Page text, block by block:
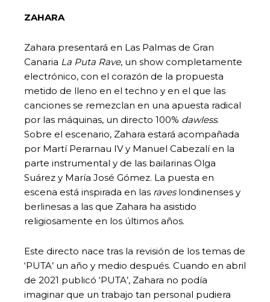
ZAHARA
Zahara presentará en Las Palmas de Gran
Canaria La Puta Rave, un show completamente
electrónico, con el corazón de la propuesta
metido de lleno en el techno y en el que las
canciones se remezclan en una apuesta radical
por las máquinas, un directo 100% dawless.
Sobre el escenario, Zahara estará acompañada
por Martí Perarnau IV y Manuel Cabezalí en la
parte instrumental y de las bailarinas Olga
Suárez y María José Gómez. La puesta en
escena está inspirada en las raveslondinenses y
berlinesas a las que Zahara ha asistido
religiosamente en los últimos años.
Este directo nace tras la revisión de los temas de
‘PUTA’ un año y medio después. Cuando en abril
de 2021 publicó ‘PUTA’, Zahara no podía
imaginar que un trabajo tan personal pudiera